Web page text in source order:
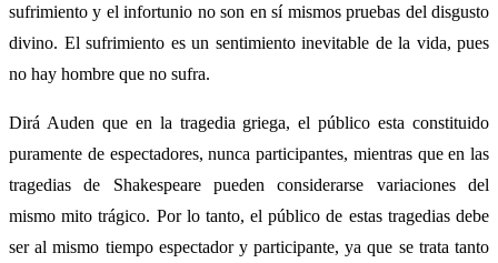
sufrimiento y el infortunio no son en sí mismos pruebas del disgusto
divino. El sufrimiento es un sentimiento inevitable de la vida, pues
no hay hombre que no sufra.
Dirá Auden que en la tragedia griega, el público esta constituido
puramente de espectadores, nunca participantes, mientras que en las
tragedias de Shakespeare pueden considerarse variaciones del
mismo mito trágico. Por lo tanto, el público de estas tragedias debe
ser al mismo tiempo espectador y participante, ya que se trata tanto